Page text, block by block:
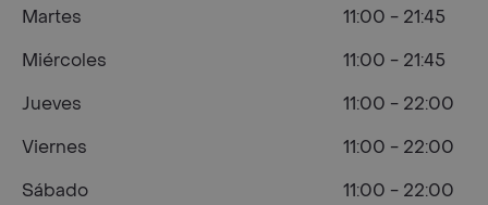
Martes
11:00 - 21:45
Miércoles
11:00 - 21:45
Jueves
11:00 - 22:00
Viernes
11:00 - 22:00
Sábado
11:00 - 22:00